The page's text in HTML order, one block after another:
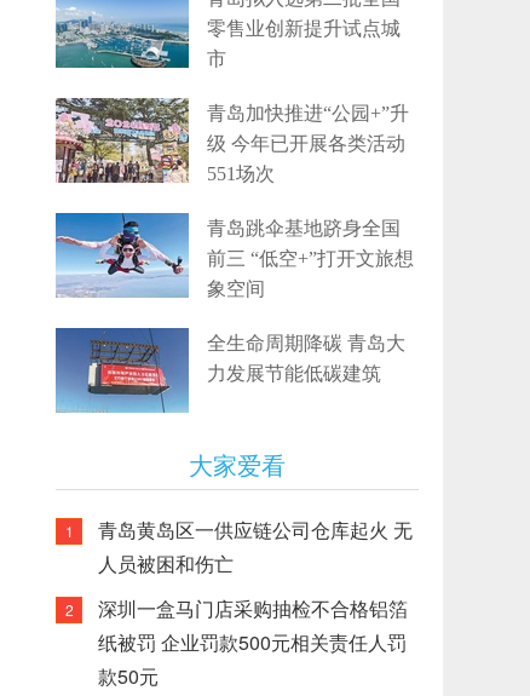
零售业创新提升试点城
市
青岛加快推进“公园+”升
级 今年已开展各类活动
551场次
青岛跳伞基地跻身全国
前三 “低空+”打开文旅想
象空间
全生命周期降碳 青岛大
力发展节能低碳建筑
大家爱看
1
青岛黄岛区一供应链公司仓库起火 无
人员被困和伤亡
2
深圳一盒马门店采购抽检不合格铝箔
纸被罚 企业罚款500元相关责任人罚
款50元